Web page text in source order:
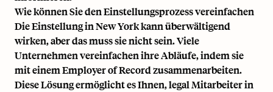
Wie können Sie den Einstellungsprozess vereinfachen
Die Einstellung in New York kann überwältigend
wirken, aber das muss sie nicht sein. Viele
Unternehmen vereinfachen ihre Abläufe, indem sie
mit einemEmployer of Recordzusammenarbeiten.
Diese Lösung ermöglicht es Ihnen, legal Mitarbeiter in